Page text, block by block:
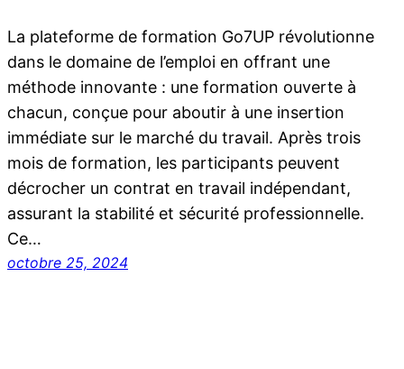
La plateforme de formation Go7UP révolutionne
dans le domaine de l’emploi en offrant une
méthode innovante : une formation ouverte à
chacun, conçue pour aboutir à une insertion
immédiate sur le marché du travail. Après trois
mois de formation, les participants peuvent
décrocher un contrat en travail indépendant,
assurant la stabilité et sécurité professionnelle.
Ce…
octobre 25, 2024